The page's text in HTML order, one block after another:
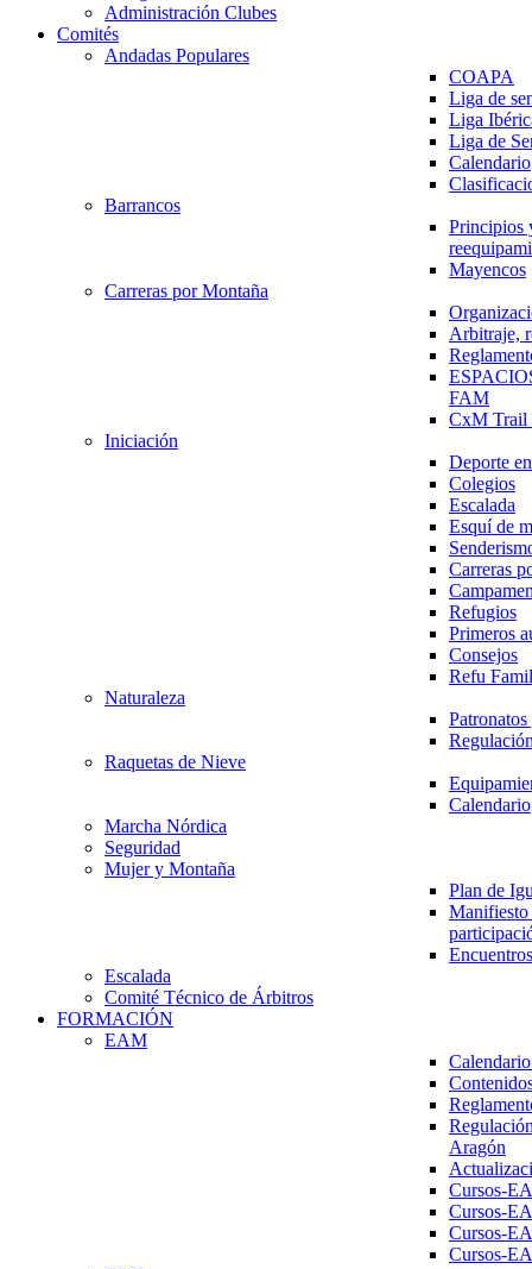
Administración Clubes
Comités
Andadas Populares
COAPA
Liga de
Liga
Liga de
Calendario
Barrancos
Principios
Mayencos
Carreras por Montaña
Arbitraje,
FAM
CxM
Iniciación
Deporte
Colegios
Escalada
Esquí de
Carreras
Refugios
Primeros
Consejos
Refu
Naturaleza
Raquetas de Nieve
Calendario
Marcha Nórdica
Seguridad
Mujer y Montaña
Plan de
Escalada
Comité Técnico de Árbitros
FORMACIÓN
EAM
Aragón
Cursos-
Cursos-
Cursos-
Cursos-